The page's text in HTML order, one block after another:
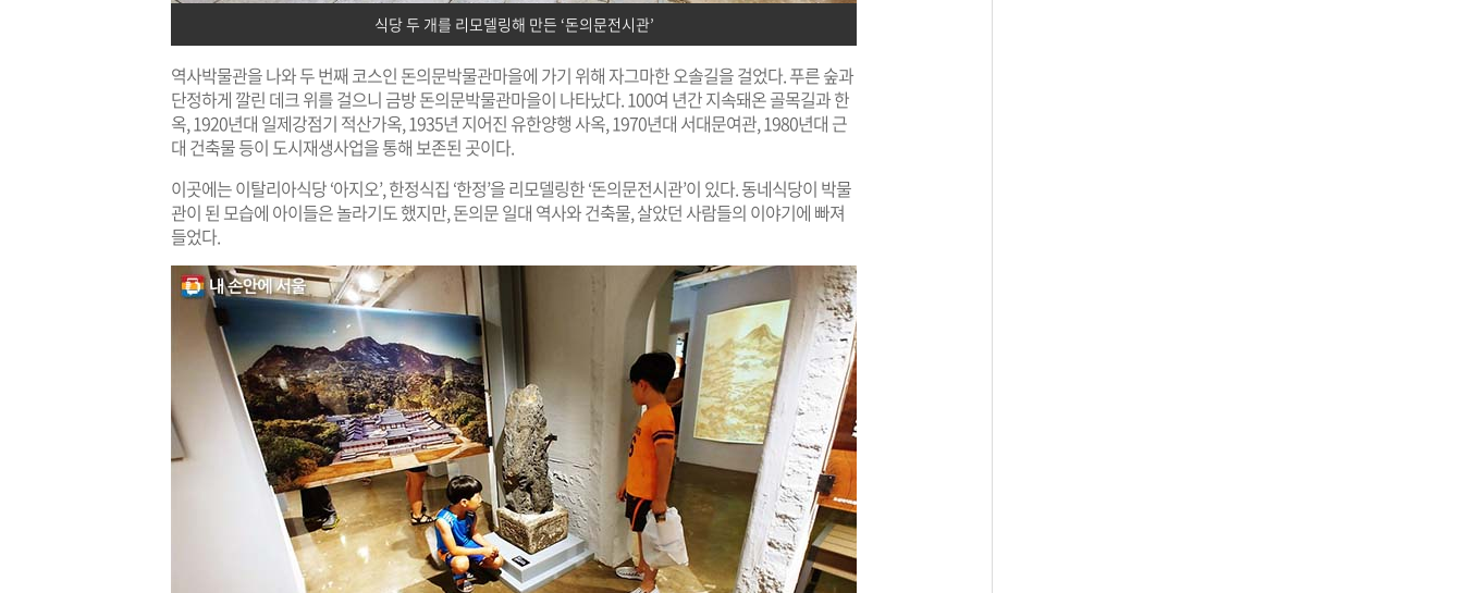
식당 두 개를 리모델링해 만든 ‘돈의문전시관’
역사박물관을 나와 두 번째 코스인 돈의문박물관마을에 가기 위해 자그마한 오솔길을 걸었다. 푸른 숲과
단정하게 깔린 데크 위를 걸으니 금방 돈의문박물관마을이 나타났다. 100여 년간 지속돼온 골목길과 한
옥, 1920년대 일제강점기 적산가옥, 1935년 지어진 유한양행 사옥, 1970년대 서대문여관, 1980년대 근
대 건축물 등이 도시재생사업을 통해 보존된 곳이다.
이곳에는 이탈리아식당 ‘아지오’, 한정식집 ‘한정’을 리모델링한 ‘돈의문전시관’이 있다. 동네식당이 박물
관이 된 모습에 아이들은 놀라기도 했지만, 돈의문 일대 역사와 건축물, 살았던 사람들의 이야기에 빠져
들었다.